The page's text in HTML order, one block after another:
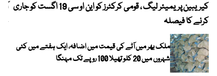
کیریبین پریمیئر لیگ ، قومی کرکٹرز کو این او سی 19 اگست کو جاری
کرنے کا فیصلہ
ملک بھر میں آٹے کی قیمت میں اضافہ، ایک ہفتے میں کئی
شہروں میں 20 کلو تھیلا 100 روپے تک مہنگا